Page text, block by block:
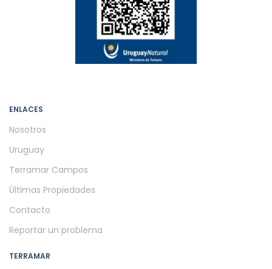
ENLACES
Nosotros
Uruguay
Terramar Campos
Últimas Propiedades
Contacto
Reportar un problema
TERRAMAR